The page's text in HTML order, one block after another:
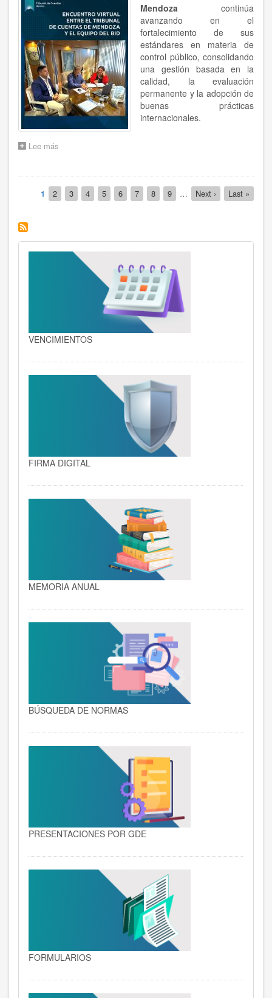
Mendoza continúa
avanzando en el
fortalecimiento de sus
estándares en materia de
control público, consolidando
una gestión basada en la
calidad, la evaluación
permanente y la adopción de
buenas prácticas
internacionales.
Lee más
Y
EL
BID
Paginación
Página
actual
1 Página
2 Página
3 Página
4 Página
5 Página
6 Página
7 Página
8 Página
9 …
Siguiente
página
Next ›
Última
página
Last »
VENCIMIENTOS
FIRMA DIGITAL
MEMORIA ANUAL
BÚSQUEDA DE NORMAS
PRESENTACIONES POR GDE
FORMULARIOS